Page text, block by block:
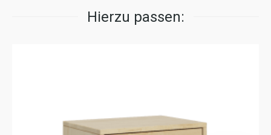
Hierzu passen: